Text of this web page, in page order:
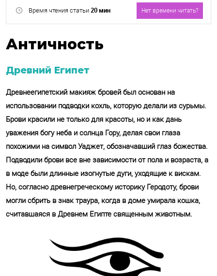
Время чтения статьи 20 мин Нет времени читать?
Отправить
Обработку своих персональных
данных.
Античность
Древний Египет
Древнеегипетский макияж бровей был основан на
использовании подводки кохль, которую делали из сурьмы.
Брови красили не только для красоты, но и как дань
уважения богу неба и солнца Гору, делая свои глаза
похожими на символ Уаджет, обозначавший глаз божества.
Подводили брови все вне зависимости от пола и возраста, а
в моде были длинные изогнутые дуги, уходящие к вискам.
Но, согласно древнегреческому историку Геродоту, брови
могли сбрить в знак траура, когда в доме умирала кошка,
считавшаяся в Древнем Египте священным животным.